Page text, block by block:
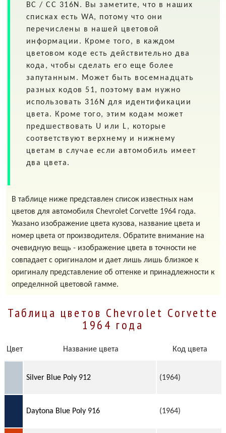
BC / CC 316N. Вы заметите, что в наших
списках есть WA, потому что они
перечислены в нашей цветовой
информации. Кроме того, в каждом
цветовом коде есть действительно два
кода, чтобы сделать его еще более
запутанным. Может быть восемнадцать
разных кодов 51, поэтому вам нужно
использовать 316N для идентификации
цвета. Кроме того, этим кодам может
предшествовать U или L, которые
соответствуют верхнему и нижнему
цветам в случае если автомобиль имеет
два цвета.
В таблице ниже представлен список известных нам
цветов для автомобиля Chevrolet Corvette 1964 года.
Указано изображение цвета кузова, название цвета и
номер цвета от производителя. Обратите внимание на
очевидную вещь - изображение цвета в точности не
совпадает с оригиналом и дает лишь лишь близкое к
оригиналу представление об оттенке и принадлежности к
определнной цветовой гамме.
Таблица цветов Chevrolet Corvette
1964 года
Цвет Название цвета Код цвета
Silver Blue Poly 912 (1964)
Daytona Blue Poly 916 (1964)